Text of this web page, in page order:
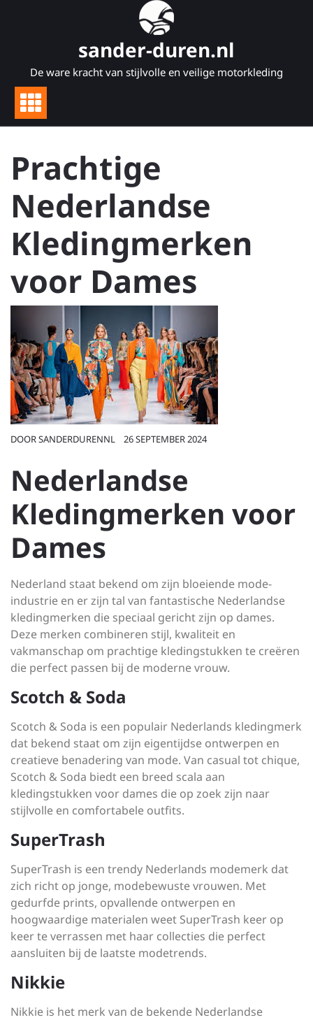
sander-duren.nl
De ware kracht van stijlvolle en veilige motorkleding
Prachtige
Nederlandse
Kledingmerken
voor Dames
DOORSANDERDURENNL 26 SEPTEMBER 2024
Nederlandse
Kledingmerken voor
Dames
Nederland staat bekend om zijn bloeiende mode-
industrie en er zijn tal van fantastische Nederlandse
kledingmerken die speciaal gericht zijn op dames.
Deze merken combineren stijl, kwaliteit en
vakmanschap om prachtige kledingstukken te creëren
die perfect passen bij de moderne vrouw.
Scotch & Soda
Scotch & Soda is een populair Nederlands kledingmerk
dat bekend staat om zijn eigentijdse ontwerpen en
creatieve benadering van mode. Van casual tot chique,
Scotch & Soda biedt een breed scala aan
kledingstukken voor dames die op zoek zijn naar
stijlvolle en comfortabele outfits.
SuperTrash
SuperTrash is een trendy Nederlands modemerk dat
zich richt op jonge, modebewuste vrouwen. Met
gedurfde prints, opvallende ontwerpen en
hoogwaardige materialen weet SuperTrash keer op
keer te verrassen met haar collecties die perfect
aansluiten bij de laatste modetrends.
Nikkie
Nikkie is het merk van de bekende Nederlandse